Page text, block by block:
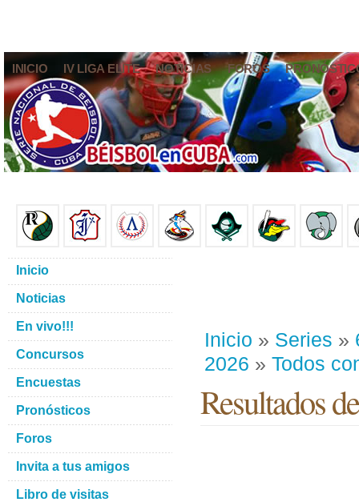
INICIO IV LIGA ELITE NOTICIAS FOROS
Inicio » Series »
2026 » Todos
Resultados
Inicio
Noticias
En vivo!!!
Concursos
Encuestas
Pronósticos
Foros
Invita a tus amigos
Libro de visitas